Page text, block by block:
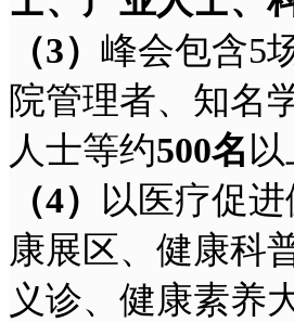
（3） 峰会包含5
院管理者、知名
人士等约500名
（4）
以医疗促
康展区、健康科
义诊、健康素养